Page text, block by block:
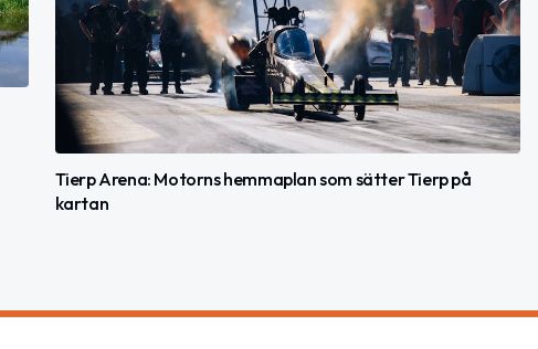
Tierp Arena: Motorns hemmaplan som sätter Tierp på
kartan